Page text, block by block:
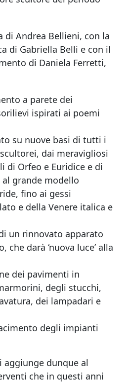
di Andrea Bellieni, con la
di Gabriella Belli e con il
di Daniela Ferretti,
a parete dei
ispirati ai poemi
su nuove basi di tutti i
dai meravigliosi
di Orfeo e Euridice e di
al grande modello
fino ai gessi
e della Venere italica e
un rinnovato apparato
che darà ‘nuova luce’ alla
dei pavimenti in
degli stucchi,
dei lampadari e
degli impianti
aggiunge dunque al
che in questi anni